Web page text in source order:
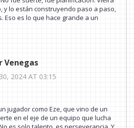
y lo están construyendo paso a paso,
Eso es lo que hace grande a un
Venegas
2024 AT 03:15
jugador como Eze, que vino de un
en el eje de un equipo que lucha